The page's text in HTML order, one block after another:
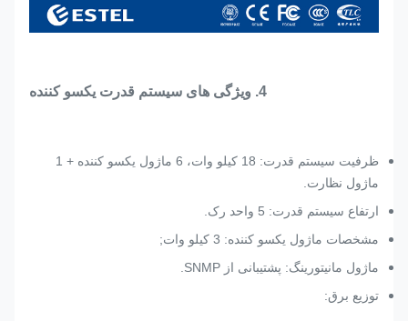
4. ویژگی های سیستم قدرت یکسو کننده
ظرفیت سیستم قدرت: 18 کیلو وات، 6 ماژول یکسو کننده + 1
ماژول نظارت.
ارتفاع سیستم قدرت: 5 واحد رک.
مشخصات ماژول یکسو کننده: 3 کیلو وات;
ماژول مانیتورینگ: پشتیبانی از SNMP.
توزیع برق: